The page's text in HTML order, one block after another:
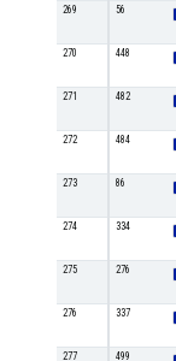
269 56
270 448
271 482
272 484
273 86
274 334
275 276
276 337
277 499